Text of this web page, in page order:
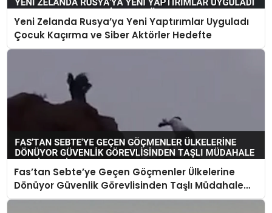
Yeni Zelanda Rusya’ya Yeni Yaptırımlar Uyguladı
Çocuk Kaçırma ve Siber Aktörler Hedefte
Fas’tan Sebte’ye Geçen Göçmenler Ülkelerine
Dönüyor Güvenlik Görevlisinden Taşlı Müdahale
Tepki Çekti